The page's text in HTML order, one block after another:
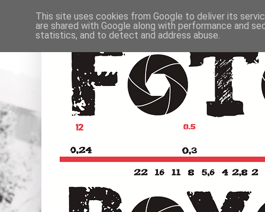
This site uses cookies from Google to deliver its
are shared with Google along with performance and
statistics, and to detect and address abuse.